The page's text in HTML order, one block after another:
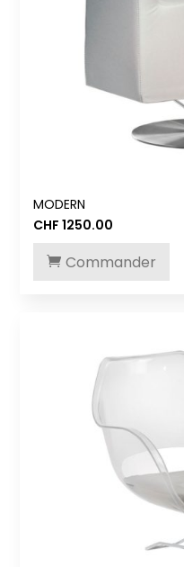
MODERN
CHF 1250.00
Commander